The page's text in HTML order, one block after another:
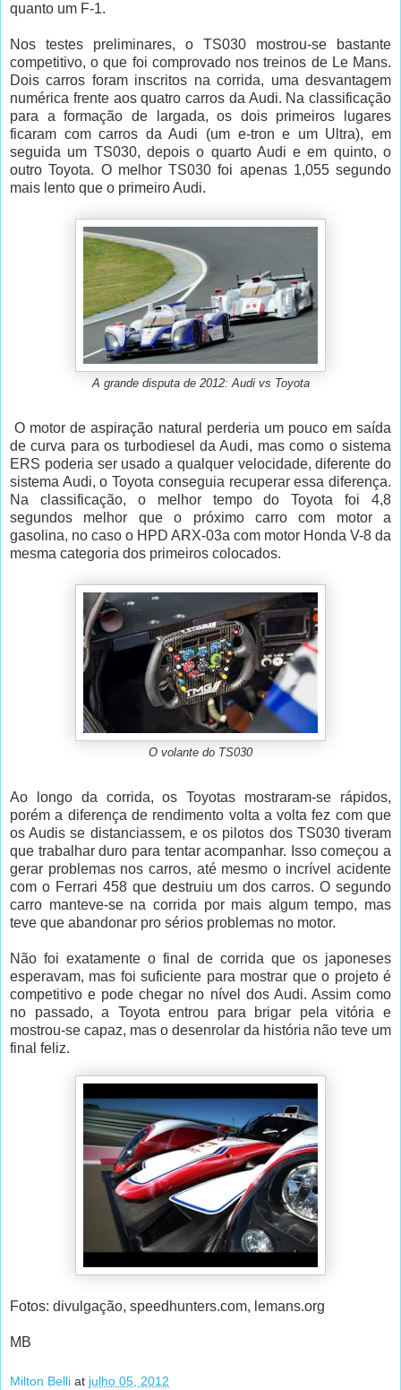
quanto um F-1.
Nos testes preliminares, o TS030 mostrou-se bastante
competitivo, o que foi comprovado nos treinos de Le Mans.
Dois carros foram inscritos na corrida, uma desvantagem
numérica frente aos quatro carros da Audi. Na classificação
para a formação de largada, os dois primeiros lugares
ficaram com carros da Audi (um e-tron e um Ultra), em
seguida um TS030, depois o quarto Audi e em quinto, o
outro Toyota. O melhor TS030 foi apenas 1,055 segundo
mais lento que o primeiro Audi.
A grande disputa de 2012: Audi vs Toyota
O motor de aspiração natural perderia um pouco em saída
de curva para os turbodiesel da Audi, mas como o sistema
ERS poderia ser usado a qualquer velocidade, diferente do
sistema Audi, o Toyota conseguia recuperar essa diferença.
Na classificação, o melhor tempo do Toyota foi 4,8
segundos melhor que o próximo carro com motor a
gasolina, no caso o HPD ARX-03a com motor Honda V-8 da
mesma categoria dos primeiros colocados.
O volante do TS030
Ao longo da corrida, os Toyotas mostraram-se rápidos,
porém a diferença de rendimento volta a volta fez com que
os Audis se distanciassem, e os pilotos dos TS030 tiveram
que trabalhar duro para tentar acompanhar. Isso começou a
gerar problemas nos carros, até mesmo o incrível acidente
com o Ferrari 458 que destruiu um dos carros.O segundo
carro manteve-se na corrida por mais algum tempo, mas
teve que abandonar pro sérios problemas no motor.
Não foi exatamente o final de corrida que os japoneses
esperavam, mas foi suficiente para mostrar que o projeto é
competitivo e pode chegar no nível dos Audi. Assim como
no passado, a Toyota entrou para brigar pela vitória e
mostrou-se capaz, mas o desenrolar da história não teve um
final feliz.
Fotos: divulgação, speedhunters.com, lemans.org
MB
Milton Belli at julho 05, 2012